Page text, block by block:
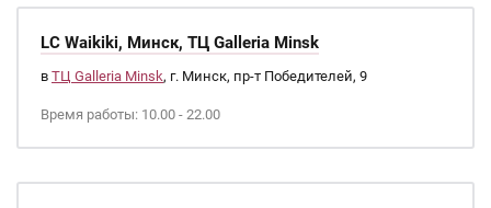
LC Waikiki, Минск, ТЦ Galleria Minsk
в ТЦ Galleria Minsk, г. Минск, пр-т Победителей, 9
Время работы: 10.00 - 22.00